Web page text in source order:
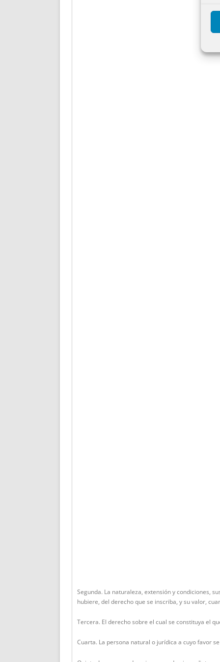
Segunda. La naturaleza, extensión y condiciones,
hubiere, del derecho que se inscriba, y su valor,
Tercera. El derecho sobre el cual se constituya el
Cuarta. La persona natural o jurídica a cuyo favor